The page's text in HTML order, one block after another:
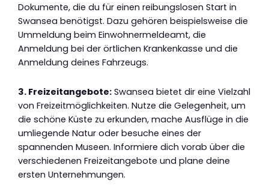
Dokumente, die du für einen reibungslosen Start in
Swansea benötigst. Dazu gehören beispielsweise die
Ummeldung beim Einwohnermeldeamt, die
Anmeldung bei der örtlichen Krankenkasse und die
Anmeldung deines Fahrzeugs.
3. Freizeitangebote: Swansea bietet dir eine Vielzahl
von Freizeitmöglichkeiten. Nutze die Gelegenheit, um
die schöne Küste zu erkunden, mache Ausflüge in die
umliegende Natur oder besuche eines der
spannenden Museen. Informiere dich vorab über die
verschiedenen Freizeitangebote und plane deine
ersten Unternehmungen.